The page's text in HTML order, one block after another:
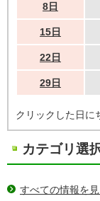
8日
15日
22日
29日
クリックした日に
カテゴリ選
すべての情報を見